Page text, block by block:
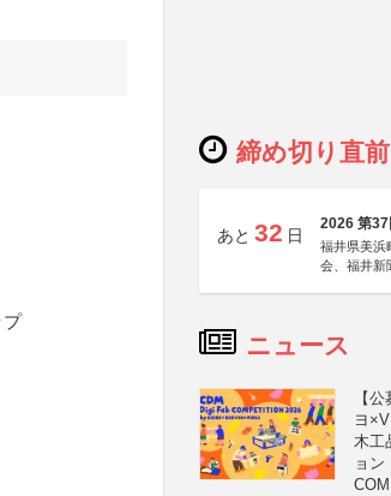
締め切り直
あと 32 日
2026 第
福井県美浜
会、福井新
ニュース
【
ヨ
木工
ョン